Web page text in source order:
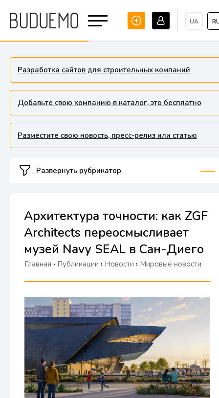
UA
Разработка сайтов для строительных компаний
Добавьте свою компанию в каталог, это бесплатно
Разместите свою новость, пресс-релиз или статью
Развернуть рубрикатор
Архитектура точности: как ZGF
Architects переосмысливает
музей Navy SEAL в Сан-Диего
Главная › Публикации › Новости › Мировые новости